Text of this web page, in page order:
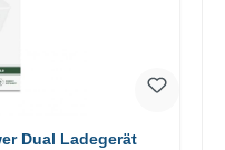
Dual Ladegerät